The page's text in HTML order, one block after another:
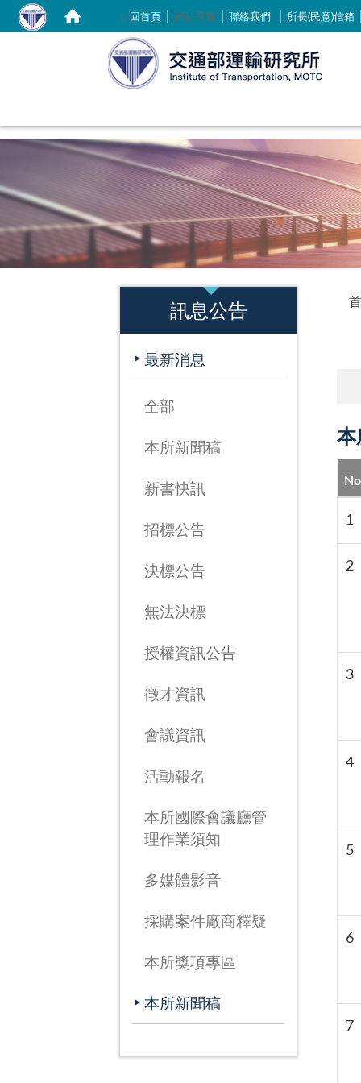
::: 回首頁｜ 網站導覽 聯絡我們｜ 所長(民意)信箱｜
訊息公告
最新消息
全部
本所新聞稿
新書快訊
招標公告
決標公告
無法決標
授權資訊公告
徵才資訊
會議資訊
活動報名
本所國際會議廳管
理作業須知
多媒體影音
採購案件廠商釋疑
本所獎項專區
本所新聞稿
本
1
2
3
4
5
6
7